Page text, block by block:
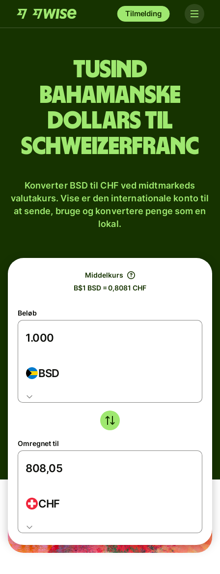
Tilmelding
tusind
bahamanske
dollars til
schweizerfranc
Konverter BSD til CHF ved midtmarkeds
valutakurs. Vise er den internationale konto til
at sende, bruge og konvertere penge som en
lokal.
Middelkurs
B$1 BSD = 0,8081 CHF
Beløb
BSD
Omregnet til
CHF